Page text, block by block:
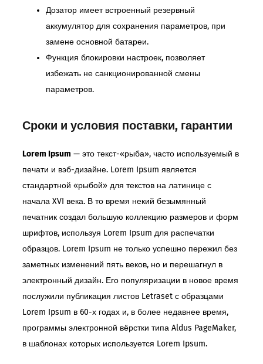
Дозатор имеет встроенный резервный
аккумулятор для сохранения параметров, при
замене основной батареи.
Функция блокировки настроек, позволяет
избежать не санкционированной смены
параметров.
Сроки и условия поставки, гарантии
Lorem Ipsum — это текст-«рыба», часто используемый в
печати и вэб-дизайне. Lorem Ipsum является
стандартной «рыбой» для текстов на латинице с
начала XVI века. В то время некий безымянный
печатник создал большую коллекцию размеров и форм
шрифтов, используя Lorem Ipsum для распечатки
образцов. Lorem Ipsum не только успешно пережил без
заметных изменений пять веков, но и перешагнул в
электронный дизайн. Его популяризации в новое время
послужили публикация листов Letraset с образцами
Lorem Ipsum в 60-х годах и, в более недавнее время,
программы электронной вёрстки типа Aldus PageMaker,
в шаблонах которых используется Lorem Ipsum.